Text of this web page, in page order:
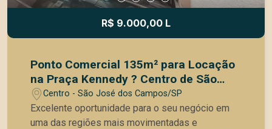
confortável e com lazer completo para toda a
família. Agende agora sua visita!
R$ 9.000,00 L
Ponto Comercial 135m² para Locação
na Praça Kennedy ? Centro de São
José dos Campos
Centro - São José dos Campos/SP
Excelente oportunidade para o seu negócio em
uma das regiões mais movimentadas e